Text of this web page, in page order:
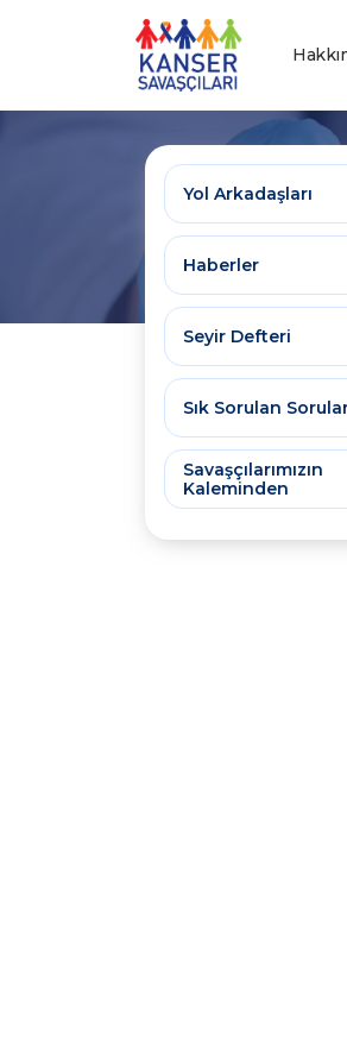
Yol Arkadaşları
Haberler
Seyir Defteri
Sık Sorulan
Savaşçılarımızın
Kaleminden